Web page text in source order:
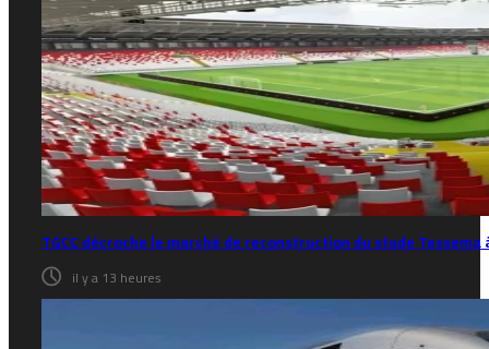
TGCC décroche le marché de reconstruction du stade
il y a 13 heures